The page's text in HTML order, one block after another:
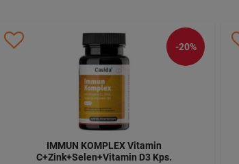
IMMUN KOMPLEX Vitamin
C+Zink+Selen+Vitamin D3 Kps.
-20%